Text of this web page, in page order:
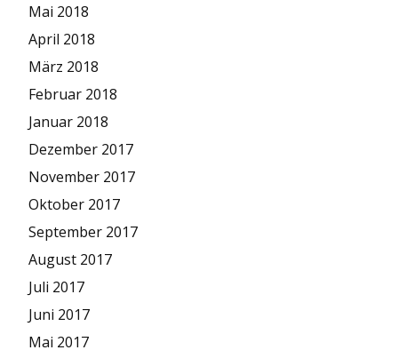
Mai 2018
April 2018
März 2018
Februar 2018
Januar 2018
Dezember 2017
November 2017
Oktober 2017
September 2017
August 2017
Juli 2017
Juni 2017
Mai 2017